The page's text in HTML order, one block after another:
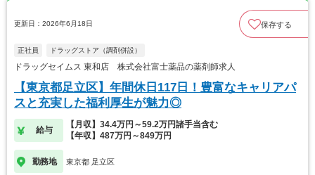
更新日：2026年6月18日 保存する
正社員 ドラッグストア（調剤併設）
ドラッグセイムス 東和店 株式会社富士薬品の薬剤師求人
【東京都足立区】年間休日117日！豊富なキャリアパ
スと充実した福利厚生が魅力◎
給与
【月収】34.4万円～59.2万円諸手当含む
【年収】487万円～849万円
勤務地 東京都 足立区